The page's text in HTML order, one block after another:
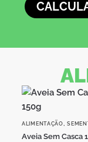
ALIMENTAÇÃO,
Aveia Sem Casca